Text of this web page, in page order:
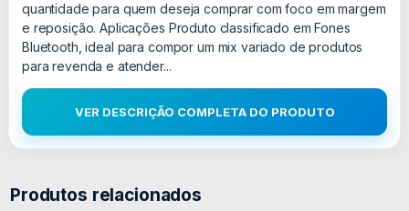
quantidade para quem deseja comprar com foco em margem
e reposição. Aplicações Produto classificado em Fones
Bluetooth, ideal para compor um mix variado de produtos
para revenda e atender...
VER DESCRIÇÃO COMPLETA DO PRODUTO
Produtos relacionados